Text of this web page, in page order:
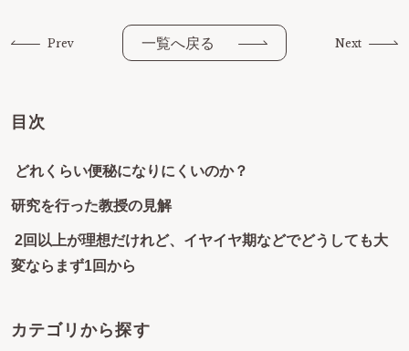
Prev 一覧へ戻る Next
目次
どれくらい便秘になりにくいのか？
研究を行った教授の見解
2回以上が理想だけれど、イヤイヤ期などでどうしても大
変ならまず1回から
カテゴリから探す